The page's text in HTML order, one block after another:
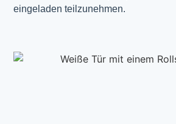
eingeladen teilzunehmen.